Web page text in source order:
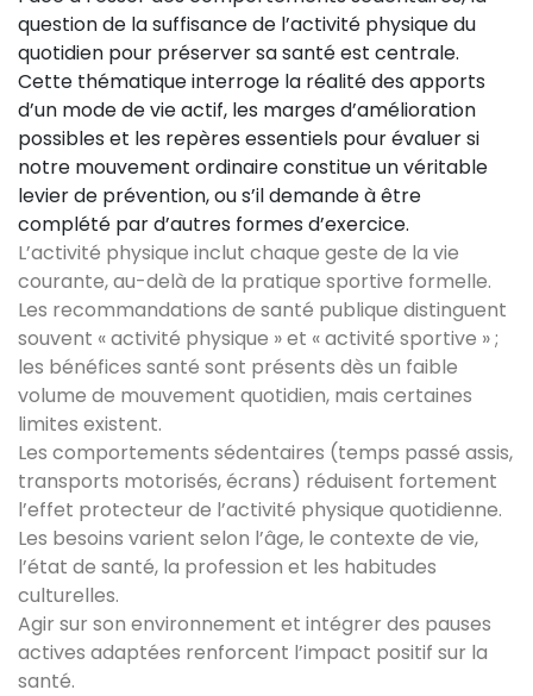
question de la suffisance de l’activité physique du
quotidien pour préserver sa santé est centrale.
Cette thématique interroge la réalité des apports
d’un mode de vie actif, les marges d’amélioration
possibles et les repères essentiels pour évaluer si
notre mouvement ordinaire constitue un véritable
levier de prévention, ou s’il demande à être
complété par d’autres formes d’exercice.
L’activité physique inclut chaque geste de la vie
courante, au-delà de la pratique sportive formelle.
Les recommandations de santé publique distinguent
souvent « activité physique » et « activité sportive » ;
les bénéfices santé sont présents dès un faible
volume de mouvement quotidien, mais certaines
limites existent.
Les comportements sédentaires (temps passé assis,
transports motorisés, écrans) réduisent fortement
l’effet protecteur de l’activité physique quotidienne.
Les besoins varient selon l’âge, le contexte de vie,
l’état de santé, la profession et les habitudes
culturelles.
Agir sur son environnement et intégrer des pauses
actives adaptées renforcent l’impact positif sur la
santé.